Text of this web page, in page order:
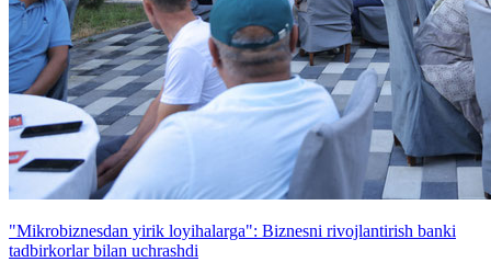
"Mikrobiznesdan yirik loyihalarga": Biznesni rivojlantirish banki
tadbirkorlar bilan uchrashdi